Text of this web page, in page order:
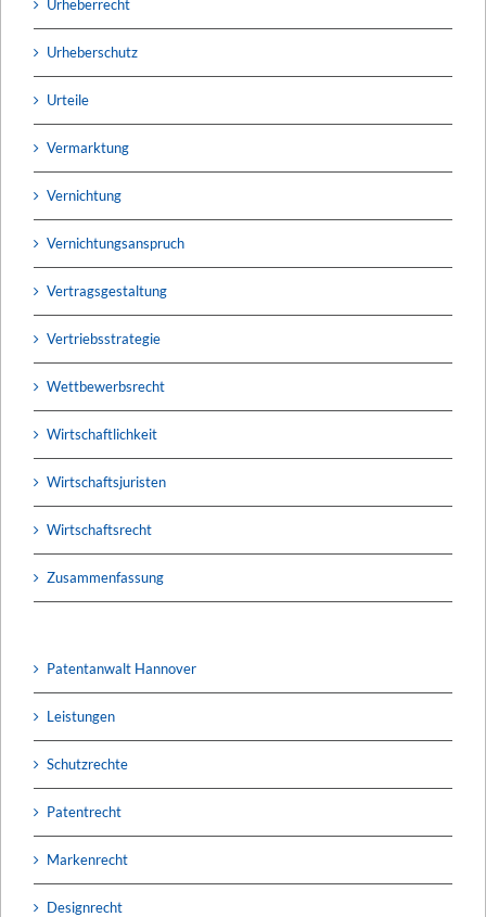
Urheberrecht
Urheberschutz
Urteile
Vermarktung
Vernichtung
Vernichtungsanspruch
Vertragsgestaltung
Vertriebsstrategie
Wettbewerbsrecht
Wirtschaftlichkeit
Wirtschaftsjuristen
Wirtschaftsrecht
Zusammenfassung
Patentanwalt Hannover
Leistungen
Schutzrechte
Patentrecht
Markenrecht
Designrecht